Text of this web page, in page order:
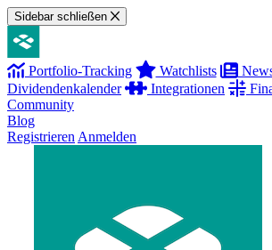
Sidebar schließen
Portfolio-Tracking Watchlists
Dividendenkalender
Integrationen
Community
Blog
Registrieren Anmelden